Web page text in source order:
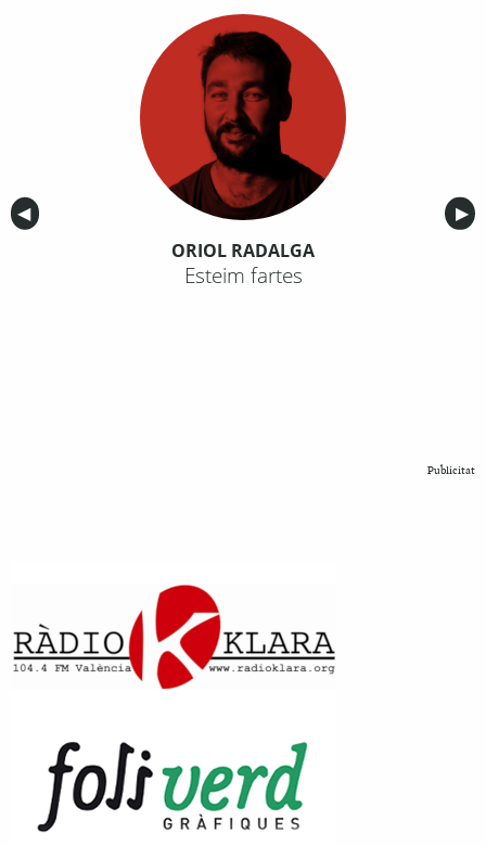
Anterior
◀︎ ▶︎
ORIOL RADALGA
Esteim fartes
Publicitat